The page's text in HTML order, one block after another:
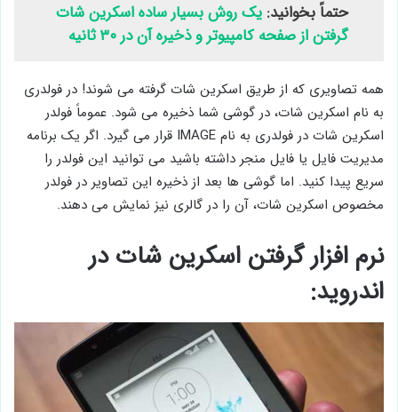
حتماً بخوانید: یک روش بسیار ساده اسکرین شات
گرفتن از صفحه کامپیوتر و ذخیره آن در ۳۰ ثانیه
همه تصاویری که از طریق اسکرین شات گرفته می شوند! در فولدری
به نام اسکرین شات، در گوشی شما ذخیره می شود. عموماً فولدر
اسکرین شات در فولدری به نام IMAGE قرار می گیرد. اگر یک برنامه
مدیریت فایل یا فایل منجر داشته باشید می توانید این فولدر را
سریع پیدا کنید. اما گوشی ها بعد از ذخیره این تصاویر در فولدر
مخصوص اسکرین شات، آن را در گالری نیز نمایش می دهند.
نرم افزار گرفتن اسکرین شات در
اندروید: